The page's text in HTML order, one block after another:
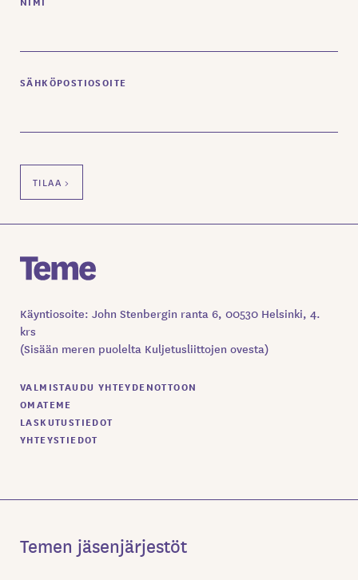
SÄHKÖPOSTIOSOITE
Käyntiosoite: John Stenbergin ranta 6, 00530 Helsinki, 4.
krs
(Sisään meren puolelta Kuljetusliittojen ovesta)
VALMISTAUDU YHTEYDENOTTOON
OMATEME
LASKUTUSTIEDOT
YHTEYSTIEDOT
Temen jäsenjärjestöt